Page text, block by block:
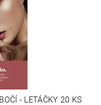
- LETÁČKY 20 KS